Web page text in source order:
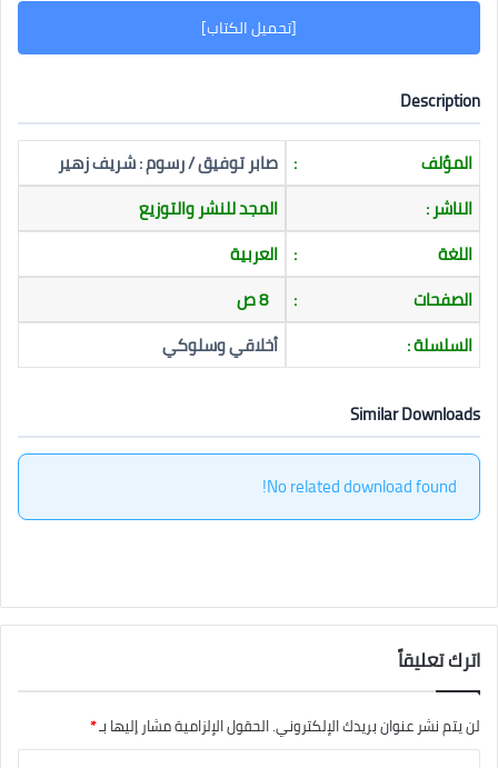
[تحميل الكتاب]
Description
المؤلف
: صابر توفيق / رسوم : شريف زهير
الناشر :
المجد للنشر والتوزيع
اللغة
: العربية
الصفحات
:
8 ص
السلسلة :
أخلاقي وسلوكي
Similar Downloads
No related download found!
اترك تعليقاً
لن يتم نشر عنوان بريدك الإلكتروني.الحقول الإلزامية مشار إليها بـ*